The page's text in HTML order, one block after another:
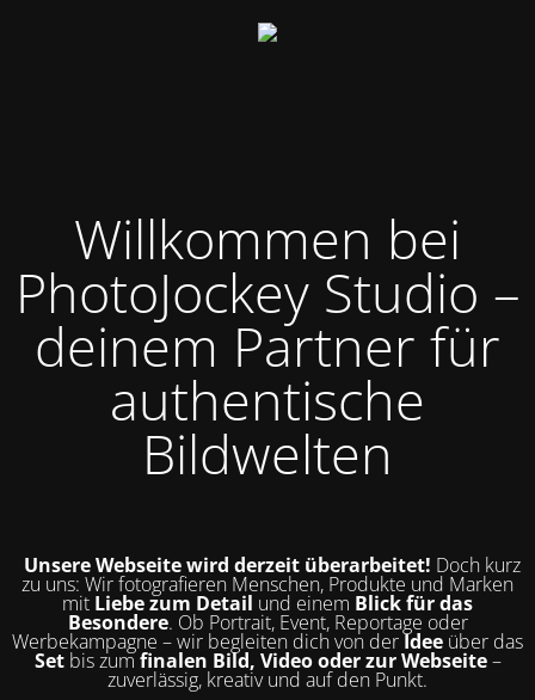
Willkommen bei
PhotoJockey Studio –
deinem Partner für
authentische
Bildwelten
Unsere Webseite wird derzeit überarbeitet! Doch kurz
zu uns: Wir fotografieren Menschen, Produkte und Marken
mit Liebe zum Detail und einem Blick für das
Besondere. Ob Portrait, Event, Reportage oder
Werbekampagne – wir begleiten dich von derIdee über das
Setbis zumfinalen Bild, Video oder zur Webseite–
zuverlässig, kreativ und auf den Punkt.